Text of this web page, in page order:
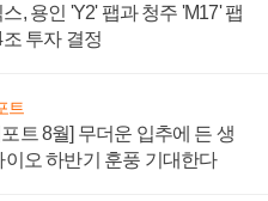
, 용인 'Y2' 팹과 청주 'M17' 팹
투자 결정
트
트 8월] 무더운 입추에 든 생
이오 하반기 훈풍 기대한다